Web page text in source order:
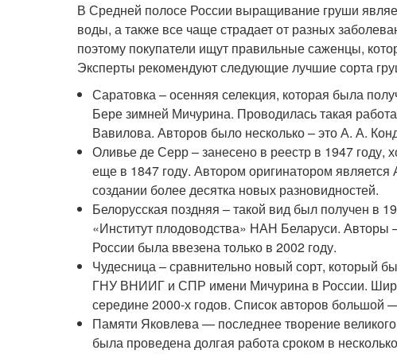
В Средней полосе России выращивание груши
воды, а также все чаще страдает от разных
поэтому покупатели ищут правильные саженцы,
Эксперты рекомендуют следующие лучшие сорта
Саратовка – осенняя селекция, которая была
Бере зимней Мичурина. Проводилась такая
Вавилова. Авторов было несколько – это А. А.
Оливье де Серр – занесено в реестр в 1947
еще в 1847 году. Автором оригинатором
создании более десятка новых разновидностей.
Белорусская поздняя – такой вид был получен в
«Институт плодоводства» НАН Беларуси.
России была ввезена только в 2002 году.
Чудесница – сравнительно новый сорт, который
ГНУ ВНИИГ и СПР имени Мичурина в России.
середине 2000-х годов. Список авторов
Памяти Яковлева — последнее творение
была проведена долгая работа сроком в